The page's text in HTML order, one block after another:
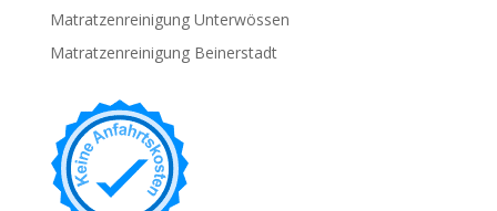
Matratzenreinigung Unterwössen
Matratzenreinigung Beinerstadt